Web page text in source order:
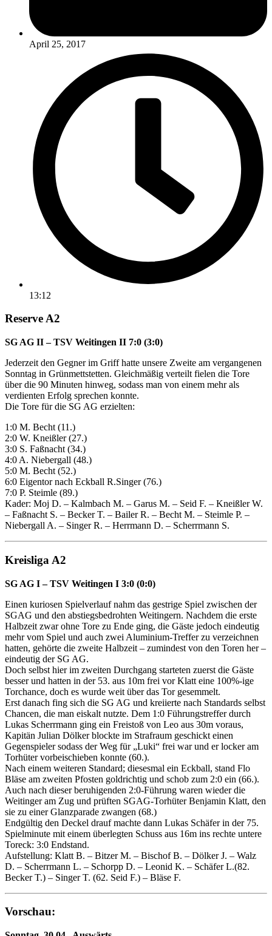
April 25, 2017
13:12
Reserve A2
SG AG II – TSV Weitingen II 7:0 (3:0)
Jederzeit den Gegner im Griff hatte unsere Zweite am vergangenen
Sonntag in Grünmettstetten. Gleichmäßig verteilt fielen die Tore
über die 90 Minuten hinweg, sodass man von einem mehr als
verdienten Erfolg sprechen konnte.
Die Tore für die SG AG erzielten:
1:0 M. Becht (11.)
2:0 W. Kneißler (27.)
3:0 S. Faßnacht (34.)
4:0 A. Niebergall (48.)
5:0 M. Becht (52.)
6:0 Eigentor nach Eckball R.Singer (76.)
7:0 P. Steimle (89.)
Kader: Moj D. – Kalmbach M. – Garus M. – Seid F. – Kneißler W.
– Faßnacht S. – Becker T. – Bailer R. – Becht M. – Steimle P. –
Niebergall A. – Singer R. – Herrmann D. – Scherrmann S.
Kreisliga A2
SG AG I – TSV Weitingen I 3:0 (0:0)
Einen kuriosen Spielverlauf nahm das gestrige Spiel zwischen der
SGAG und den abstiegsbedrohten Weitingern. Nachdem die erste
Halbzeit zwar ohne Tore zu Ende ging, die Gäste jedoch eindeutig
mehr vom Spiel und auch zwei Aluminium-Treffer zu verzeichnen
hatten, gehörte die zweite Halbzeit – zumindest von den Toren her –
eindeutig der SG AG.
Doch selbst hier im zweiten Durchgang starteten zuerst die Gäste
besser und hatten in der 53. aus 10m frei vor Klatt eine 100%-ige
Torchance, doch es wurde weit über das Tor gesemmelt.
Erst danach fing sich die SG AG und kreiierte nach Standards selbst
Chancen, die man eiskalt nutzte. Dem 1:0 Führungstreffer durch
Lukas Scherrmann ging ein Freistoß von Leo aus 30m voraus,
Kapitän Julian Dölker blockte im Strafraum geschickt einen
Gegenspieler sodass der Weg für „Luki“ frei war und er locker am
Torhüter vorbeischieben konnte (60.).
Nach einem weiteren Standard; diesesmal ein Eckball, stand Flo
Bläse am zweiten Pfosten goldrichtig und schob zum 2:0 ein (66.).
Auch nach dieser beruhigenden 2:0-Führung waren wieder die
Weitinger am Zug und prüften SGAG-Torhüter Benjamin Klatt, den
sie zu einer Glanzparade zwangen (68.)
Endgültig den Deckel drauf machte dann Lukas Schäfer in der 75.
Spielminute mit einem überlegten Schuss aus 16m ins rechte untere
Toreck: 3:0 Endstand.
Aufstellung: Klatt B. – Bitzer M. – Bischof B. – Dölker J. – Walz
D. – Scherrmann L. – Schorpp D. – Leonid K. – Schäfer L.(82.
Becker T.) – Singer T. (62. Seid F.) – Bläse F.
Vorschau: